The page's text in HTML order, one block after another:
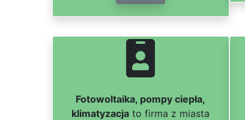
Fotowoltaika, pompy ciepła,
klimatyzacja to firma z miasta